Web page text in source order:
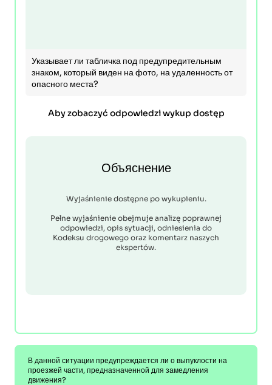
Указывает ли табличка под предупредительным
знаком, который виден на фото, на удаленность от
опасного места?
Aby zobaczyć odpowiedzi wykup dostęp
Объяснение
Wyjaśnienie dostępne po wykupieniu.
Pełne wyjaśnienie obejmuje analizę poprawnej
odpowiedzi, opis sytuacji, odniesienia do
Kodeksu drogowego oraz komentarz naszych
ekspertów.
В данной ситуации предупреждается ли о выпуклости на
проезжей части, предназначенной для замедления
движения?